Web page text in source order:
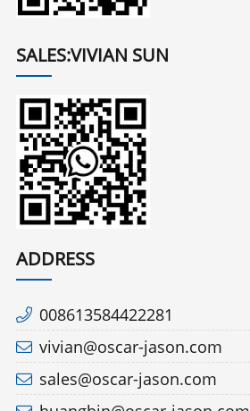
SALES:VIVIAN SUN
ADDRESS
008613584422281
vivian@oscar-jason.com
sales@oscar-jason.com